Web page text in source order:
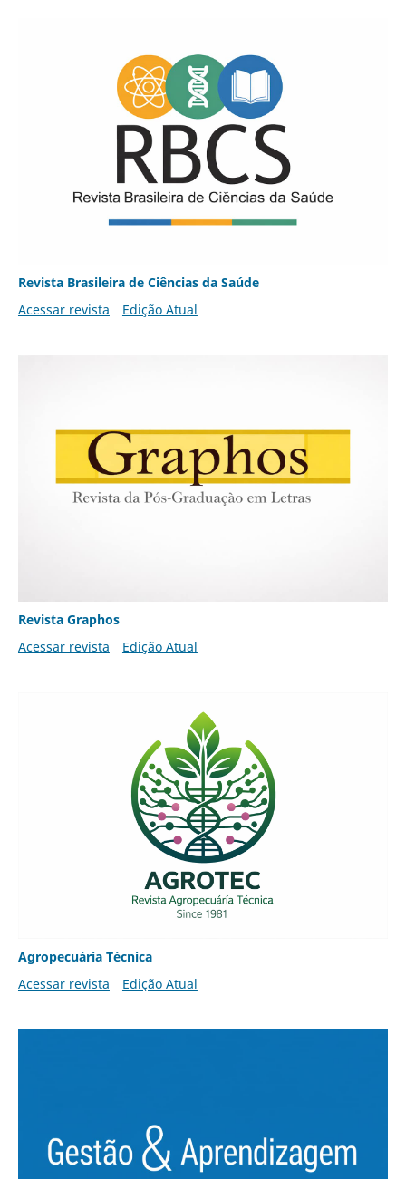
Revista Brasileira de Ciências da Saúde
Acessar revista
Edição Atual
Revista Graphos
Acessar revista
Edição Atual
Agropecuária Técnica
Acessar revista
Edição Atual